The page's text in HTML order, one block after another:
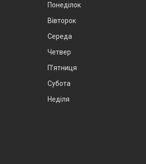
Понеділок
Вівторок
Середа
Четвер
Пʼятниця
Субота
Неділя